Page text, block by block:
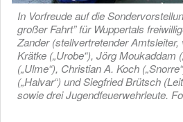
In Vorfreude auf die
großer Fahrt” für Wuppertals
Zander (stellvertretender
Krätke („Urobe“), Jörg Moukaddam
(„Ulme“), Christian A. Koch
(„Halvar“) und Siegfried Brütsch
sowie drei Jugendfeuerwehrleute.